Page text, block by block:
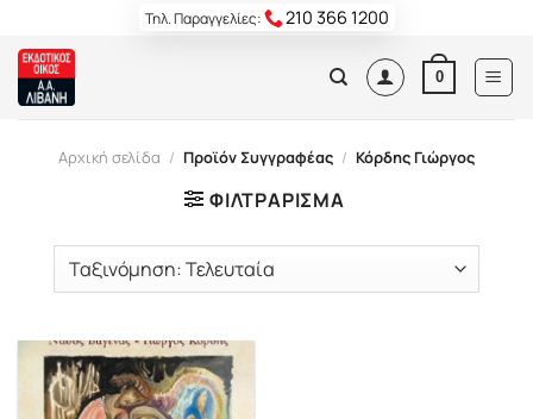
content
Τηλ. Παραγγελίες: 210 366 1200
0
Αρχική σελίδα / Προϊόν Συγγραφέας / Κόρδης Γιώργος
ΦΙΛΤΡΆΡΙΣΜΑ